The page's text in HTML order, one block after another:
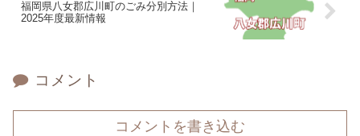
福岡県八女郡広川町のごみ分別方法｜
2025年度最新情報
コメント
コメントを書き込む